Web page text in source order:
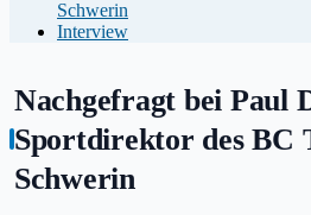
Schwerin
Interview
Nachgefragt bei Paul
Sportdirektor des BC
Schwerin